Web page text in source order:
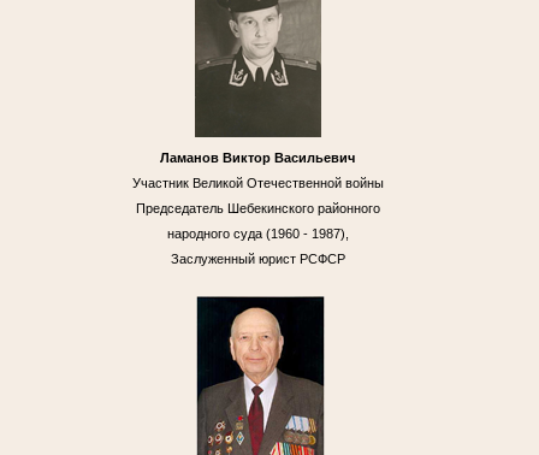
Ламанов Виктор Васильевич
Участник Великой Отечественной войны
Председатель Шебекинского районного
народного суда (1960 - 1987),
Заслуженный юрист РСФСР